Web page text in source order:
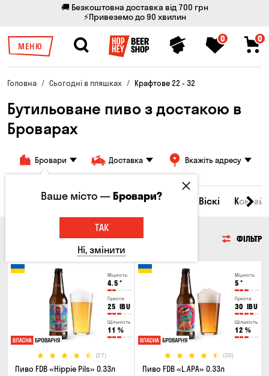
🚚 Безкоштовна доставка від 700 грн
⚡Привеземо до 90 хвилин
МЕНЮ
0 0
Головна Сьогодні в пляшках Крафтове 22 - 32
Бутильоване пиво з достакою в
Броварах
Бровари Доставка Вкажіть адресу
Всі товари Пиво Сидр Віскі
ФІЛЬТР
Міцність
4.5 °
Гіркота
25 IBU
Щільність
11 %
(27)
Пиво FDB «Hippie Pils» 0.33л
Міцність
5 °
Гіркота
30 IBU
Щільність
12 %
(30)
Пиво FDB «L.APA» 0.33л
Ваше місто —Бровари?
ТАК
Ні, змінити